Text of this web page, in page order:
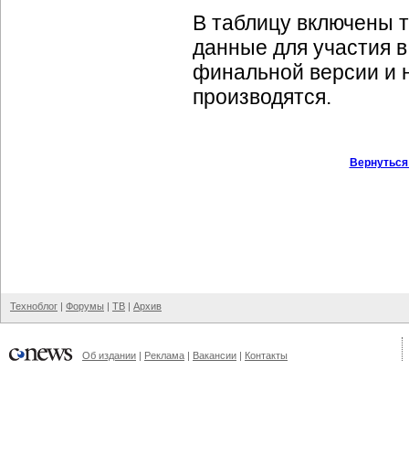
В таблицу включены
данные для участия
финальной версии и
производятся.
Техноблог | Форумы | ТВ | Архив
Об издании | Реклама | Вакансии | Контакты